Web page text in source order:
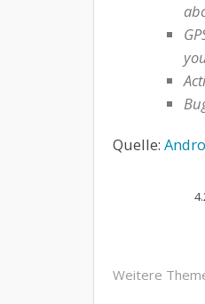
Quelle:
Weitere